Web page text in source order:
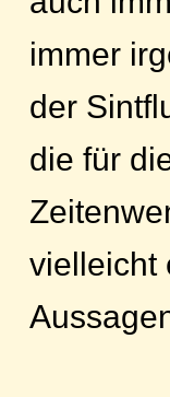
immer
der
die für
vielleicht